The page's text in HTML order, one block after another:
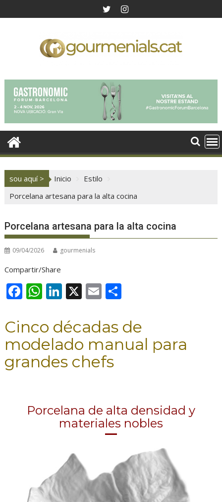
al
sou aquí > Inicio
Estilo
Porcelana artesana para la alta cocina
Porcelana artesana para la alta cocina
09/04/2026 gourmenials
Compartir/Share
F
e
b
o
o
W
at
s
A
p
Li
k
e
dI
n
X E
ai
l
m
p
ar
Cinco décadas de
modelado manual para
grandes chefs
Porcelana de alta densidad y
materiales nobles